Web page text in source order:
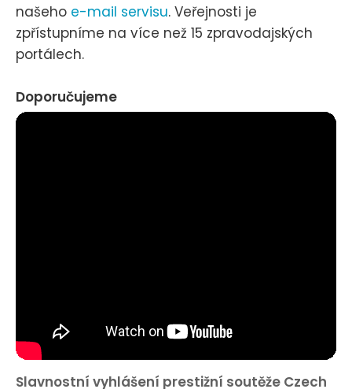
našeho e-mail servisu. Veřejnosti je
zpřístupníme na více než 15 zpravodajských
portálech.
Doporučujeme
Slavnostní vyhlášení prestižní soutěže Czech